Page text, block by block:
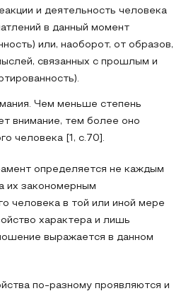
и деятельность человека
в данный момент
или, наоборот, от образов,
связанных с прошлым и
Чем меньше степень
внимание, тем более оно
человека [1, c.70].
определяется не каждым
их закономерным
человека в той или иной мере
характера и лишь
выражается в данном
по-разному проявляются и